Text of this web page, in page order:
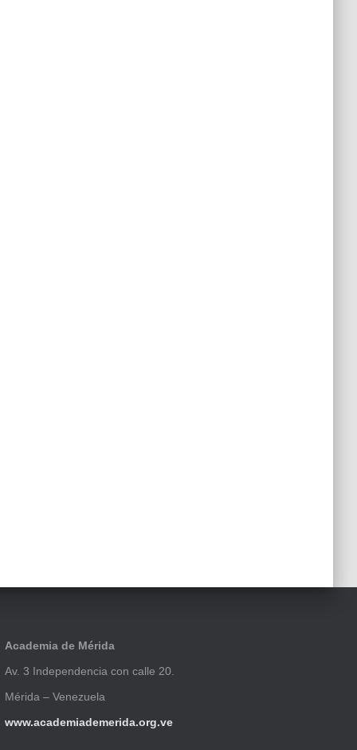
Academia de Mérida
Av. 3 Independencia con calle 20.
Mérida – Venezuela
www.academiademerida.org.ve